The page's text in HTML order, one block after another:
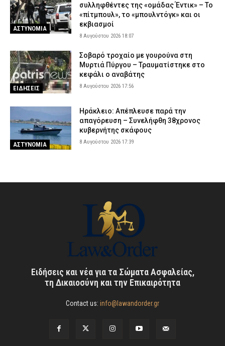
ΑΣΤΥΝΟΜΙΑ
συλληφθέντες της «ομάδας Έντικ» – Το
«πίτμπουλ», το «μπουλντόγκ» και οι
εκβιασμοί
8 Αυγούστου 2026 18:07
ΕΙΔΗΣΕΙΣ
Σοβαρό τροχαίο με γουρούνα στη
Μυρτιά Πύργου – Τραυματίστηκε στο
κεφάλι ο αναβάτης
8 Αυγούστου 2026 17:56
ΑΣΤΥΝΟΜΙΑ
Ηράκλειο: Απέπλευσε παρά την
απαγόρευση – Συνελήφθη 38χρονος
κυβερνήτης σκάφους
8 Αυγούστου 2026 17:39
Ειδήσεις και νέα για τα Σώματα Ασφαλείας,
τη Δικαιοσύνη και την Επικαιρότητα
Contact us: info@lawandorder.gr